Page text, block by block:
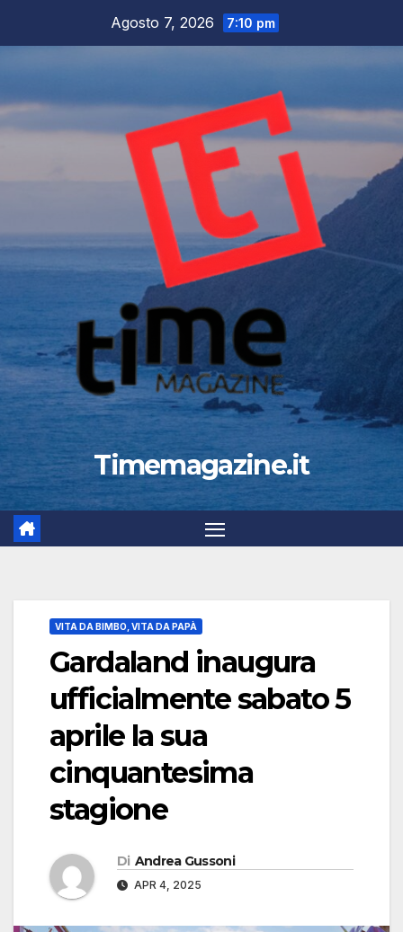
Agosto 7, 2026 7:10 pm
Timemagazine.it
VITA DA BIMBO, VITA DA PAPÀ
Gardaland inaugura
ufficialmente sabato 5
aprile la sua
cinquantesima
stagione
Di Andrea Gussoni
APR 4, 2025